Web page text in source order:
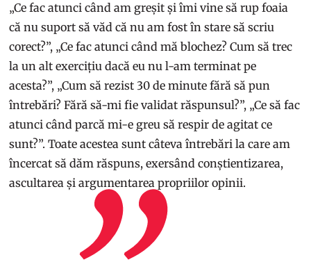
„Ce fac atunci când am greșit și îmi vine să rup foaia
că nu suport să văd că nu am fost în stare să scriu
corect?”, „Ce fac atunci când mă blochez? Cum să trec
la un alt exercițiu dacă eu nu l-am terminat pe
acesta?”, „Cum să rezist 30 de minute fără să pun
întrebări? Fără să-mi fie validat răspunsul?”, „Ce să fac
atunci când parcă mi-e greu să respir de agitat ce
sunt?”. Toate acestea sunt câteva întrebări la care am
încercat să dăm răspuns, exersând conștientizarea,
ascultarea și argumentarea propriilor opinii.